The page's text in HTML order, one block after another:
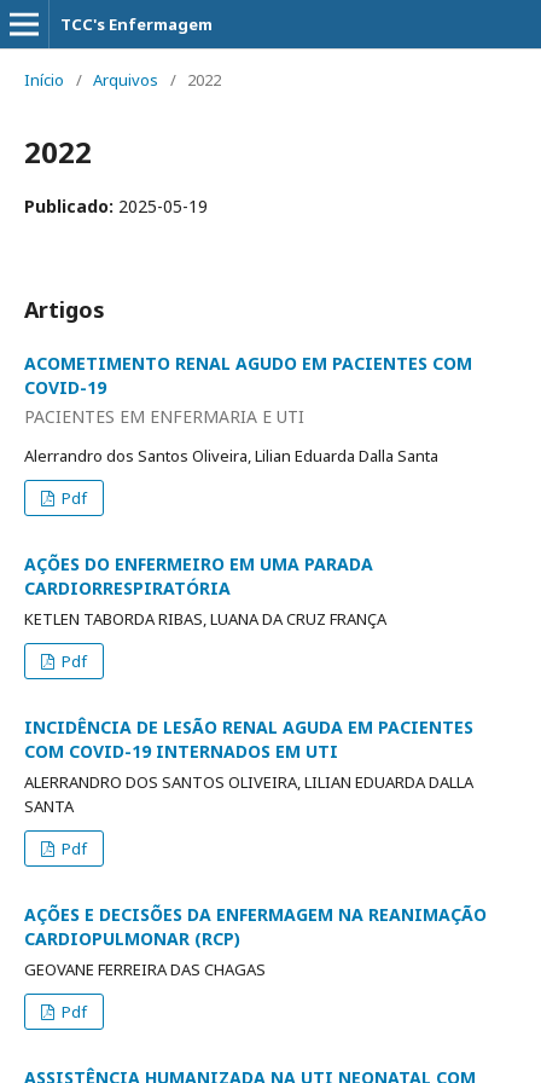
TCC's Enfermagem
Início / Arquivos / 2022
2022
Publicado: 2025-05-19
Artigos
ACOMETIMENTO RENAL AGUDO EM PACIENTES COM
COVID-19
PACIENTES EM ENFERMARIA E UTI
Alerrandro dos Santos Oliveira, Lilian Eduarda Dalla Santa
Pdf
AÇÕES DO ENFERMEIRO EM UMA PARADA
CARDIORRESPIRATÓRIA
KETLEN TABORDA RIBAS, LUANA DA CRUZ FRANÇA
Pdf
INCIDÊNCIA DE LESÃO RENAL AGUDA EM PACIENTES
COM COVID-19 INTERNADOS EM UTI
ALERRANDRO DOS SANTOS OLIVEIRA, LILIAN EDUARDA DALLA
SANTA
Pdf
AÇÕES E DECISÕES DA ENFERMAGEM NA REANIMAÇÃO
CARDIOPULMONAR (RCP)
GEOVANE FERREIRA DAS CHAGAS
Pdf
ASSISTÊNCIA HUMANIZADA NA UTI NEONATAL COM